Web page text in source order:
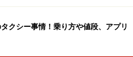
。広々とした間取りで、伝統的
を楽しませてくれそうです。
ドボートで30分圏内に20カ所以
クシー事情！乗り方や値段、アプリ